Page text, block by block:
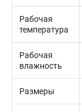
Рабочая
температура
Рабочая
влажность
Размеры